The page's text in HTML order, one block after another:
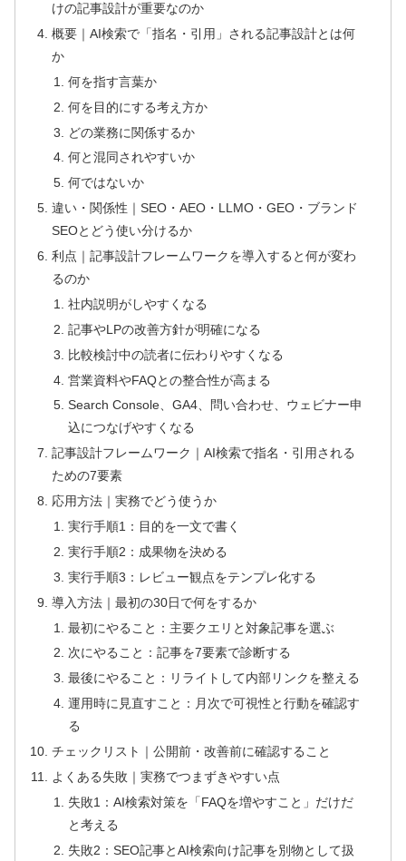
けの記事設計が重要なのか
概要｜AI検索で「指名・引用」される記事設計とは何
か
何を指す言葉か
何を目的にする考え方か
どの業務に関係するか
何と混同されやすいか
何ではないか
違い・関係性｜SEO・AEO・LLMO・GEO・ブランド
SEOとどう使い分けるか
利点｜記事設計フレームワークを導入すると何が変わ
るのか
社内説明がしやすくなる
記事やLPの改善方針が明確になる
比較検討中の読者に伝わりやすくなる
営業資料やFAQとの整合性が高まる
Search Console、GA4、問い合わせ、ウェビナー申
込につなげやすくなる
記事設計フレームワーク｜AI検索で指名・引用される
ための7要素
応用方法｜実務でどう使うか
実行手順1：目的を一文で書く
実行手順2：成果物を決める
実行手順3：レビュー観点をテンプレ化する
導入方法｜最初の30日で何をするか
最初にやること：主要クエリと対象記事を選ぶ
次にやること：記事を7要素で診断する
最後にやること：リライトして内部リンクを整える
運用時に見直すこと：月次で可視性と行動を確認す
る
チェックリスト｜公開前・改善前に確認すること
よくある失敗｜実務でつまずきやすい点
失敗1：AI検索対策を「FAQを増やすこと」だけだ
と考える
失敗2：SEO記事とAI検索向け記事を別物として扱